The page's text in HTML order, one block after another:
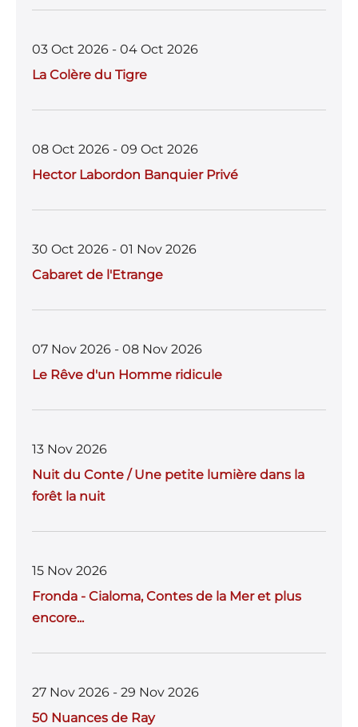
k
03 Oct 2026 - 04 Oct 2026
La Colère du Tigre
08 Oct 2026 - 09 Oct 2026
Hector Labordon Banquier Privé
30 Oct 2026 - 01 Nov 2026
Cabaret de l'Etrange
07 Nov 2026 - 08 Nov 2026
Le Rêve d'un Homme ridicule
13 Nov 2026
Nuit du Conte / Une petite lumière dans la
forêt la nuit
15 Nov 2026
Fronda - Cialoma, Contes de la Mer et plus
encore...
27 Nov 2026 - 29 Nov 2026
50 Nuances de Ray